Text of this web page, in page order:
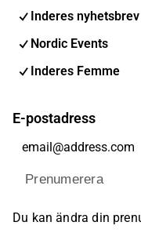
Inderes nyhetsbrev
Nordic Events
Inderes Femme
E-postadress
Prenumerera
Du kan ändra din